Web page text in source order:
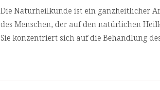
Nährwertangaben
Empfohlene Tagesdosis:1 x 10 ml
Die Naturheilkunde ist ein ganzheitlicher
des Menschen, der auf den natürlichen
Sie konzentriert sich auf die Behandlung